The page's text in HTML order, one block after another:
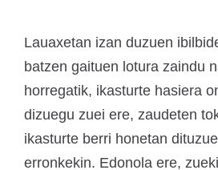
Lauaxetan izan duzuen
batzen gaituen lotura zaindu
horregatik, ikasturte hasiera
dizuegu zuei ere, zaudeten
ikasturte berri honetan
erronkekin. Edonola ere,